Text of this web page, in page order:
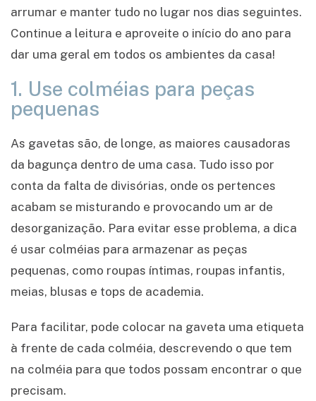
arrumar e manter tudo no lugar nos dias seguintes.
Continue a leitura e aproveite o início do ano para
dar uma geral em todos os ambientes da casa!
1. Use colméias para peças
pequenas
As gavetas são, de longe, as maiores causadoras
da bagunça dentro de uma casa. Tudo isso por
conta da falta de divisórias, onde os pertences
acabam se misturando e provocando um ar de
desorganização. Para evitar esse problema, a dica
é usar colméias para armazenar as peças
pequenas, como roupas íntimas, roupas infantis,
meias, blusas e tops de academia.
Para facilitar, pode colocar na gaveta uma etiqueta
à frente de cada colméia, descrevendo o que tem
na colméia para que todos possam encontrar o que
precisam.